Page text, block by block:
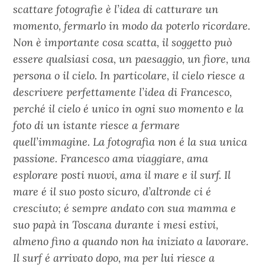
scattare fotografie è l’idea di catturare un
momento, fermarlo in modo da poterlo ricordare.
Non è importante cosa scatta, il soggetto può
essere qualsiasi cosa, un paesaggio, un fiore, una
persona o il cielo. In particolare, il cielo riesce a
descrivere perfettamente l’idea di Francesco,
perché il cielo é unico in ogni suo momento e la
foto di un istante riesce a fermare
quell’immagine. La fotografia non é la sua unica
passione. Francesco ama viaggiare, ama
esplorare posti nuovi, ama il mare e il surf. Il
mare é il suo posto sicuro, d’altronde ci é
cresciuto; é sempre andato con sua mamma e
suo papà in Toscana durante i mesi estivi,
almeno fino a quando non ha iniziato a lavorare.
Il surf é arrivato dopo, ma per lui riesce a